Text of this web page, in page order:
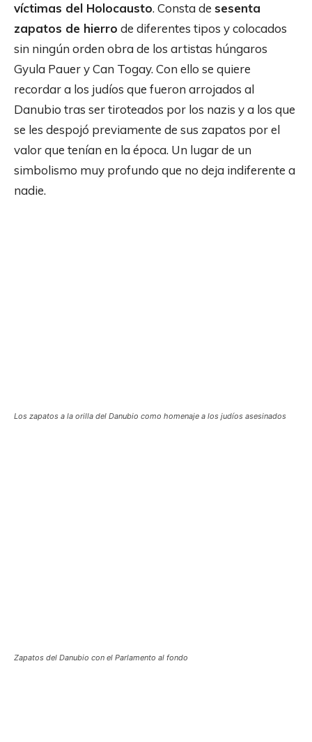
víctimas del Holocausto. Consta de sesenta
zapatos de hierro de diferentes tipos y colocados
sin ningún orden obra de los artistas húngaros
Gyula Pauer y Can Togay. Con ello se quiere
recordar a los judíos que fueron arrojados al
Danubio tras ser tiroteados por los nazis y a los que
se les despojó previamente de sus zapatos por el
valor que tenían en la época. Un lugar de un
simbolismo muy profundo que no deja indiferente a
nadie.
Los zapatos a la orilla del Danubio como homenaje a los judíos asesinados
Zapatos del Danubio con el Parlamento al fondo